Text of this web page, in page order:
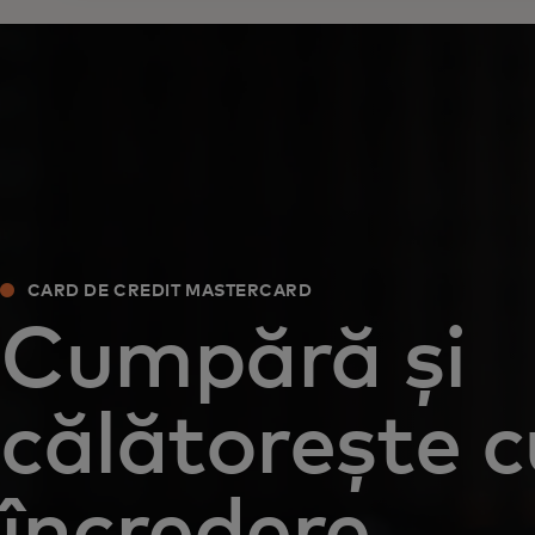
CARD DE CREDIT MASTERCARD
Cumpără și
călătorește